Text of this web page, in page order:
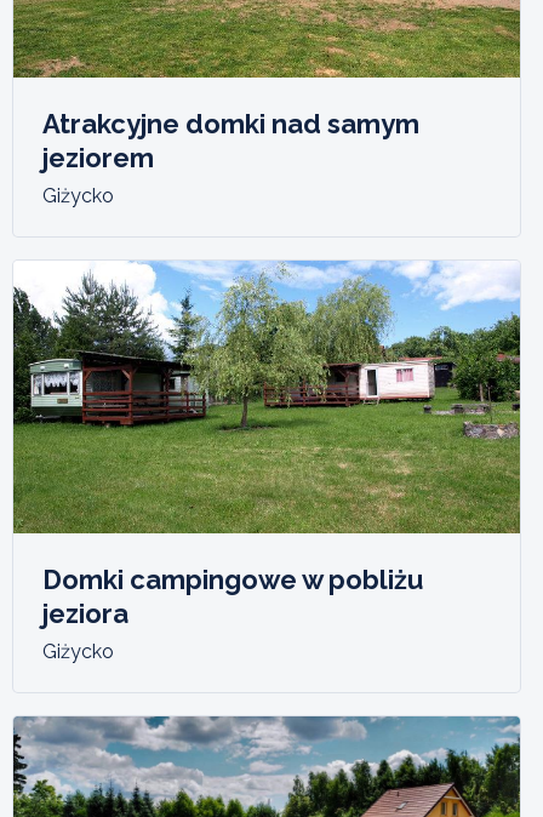
Atrakcyjne domki nad samym
jeziorem
Giżycko
Domki campingowe w pobliżu
jeziora
Giżycko